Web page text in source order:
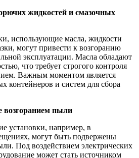
жидкостей и смазочных
использующие масла, жидкости
могут привести к возгоранию
эксплуатации. Масла обладают
что требует строгого контроля
Важным моментом является
контейнеров и систем для сбора
пыли
установки, например, в
могут быть подвержены
Под воздействием электрических
может стать источником